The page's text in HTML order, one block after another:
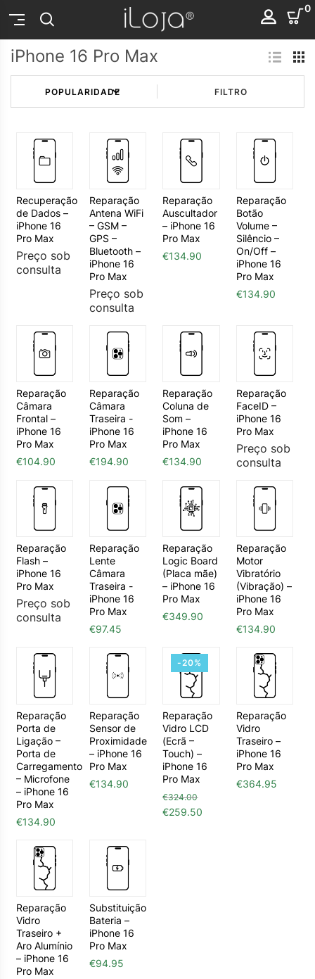
0
iPhone 16 Pro Max
FILTRO
Recuperação
de Dados –
iPhone 16
Pro Max
Preço sob
consulta
Reparação
Antena WiFi
– GSM –
GPS –
Bluetooth –
iPhone 16
Pro Max
Preço sob
consulta
Reparação
Auscultador
– iPhone 16
Pro Max
€134.90
Reparação
Botão
Volume –
Silêncio –
On/Off –
iPhone 16
Pro Max
€134.90
Reparação
Câmara
Frontal –
iPhone 16
Pro Max
€104.90
Reparação
Câmara
Traseira -
iPhone 16
Pro Max
€194.90
Reparação
Coluna de
Som –
iPhone 16
Pro Max
€134.90
Reparação
FaceID –
iPhone 16
Pro Max
Preço sob
consulta
Reparação
Flash –
iPhone 16
Pro Max
Preço sob
consulta
Reparação
Lente
Câmara
Traseira -
iPhone 16
Pro Max
€97.45
Reparação
Logic Board
(Placa mãe)
– iPhone 16
Pro Max
€349.90
Reparação
Motor
Vibratório
(Vibração) –
iPhone 16
Pro Max
€134.90
Reparação
Porta de
Ligação –
Porta de
Carregamento
– Microfone
– iPhone 16
Pro Max
€134.90
Reparação
Sensor de
Proximidade
– iPhone 16
Pro Max
€134.90
-20%
Reparação
Vidro LCD
(Ecrã –
Touch) –
iPhone 16
Pro Max
€324.00
O preço original era:
€259.50
Reparação
Vidro
Traseiro –
iPhone 16
Pro Max
€364.95
Reparação
Vidro
Traseiro +
Aro Alumínio
– iPhone 16
Pro Max
Substituição
Bateria –
iPhone 16
Pro Max
€94.95